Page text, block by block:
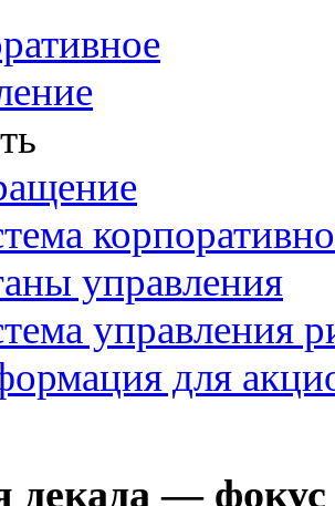
управления
управления
для
декада — фокус